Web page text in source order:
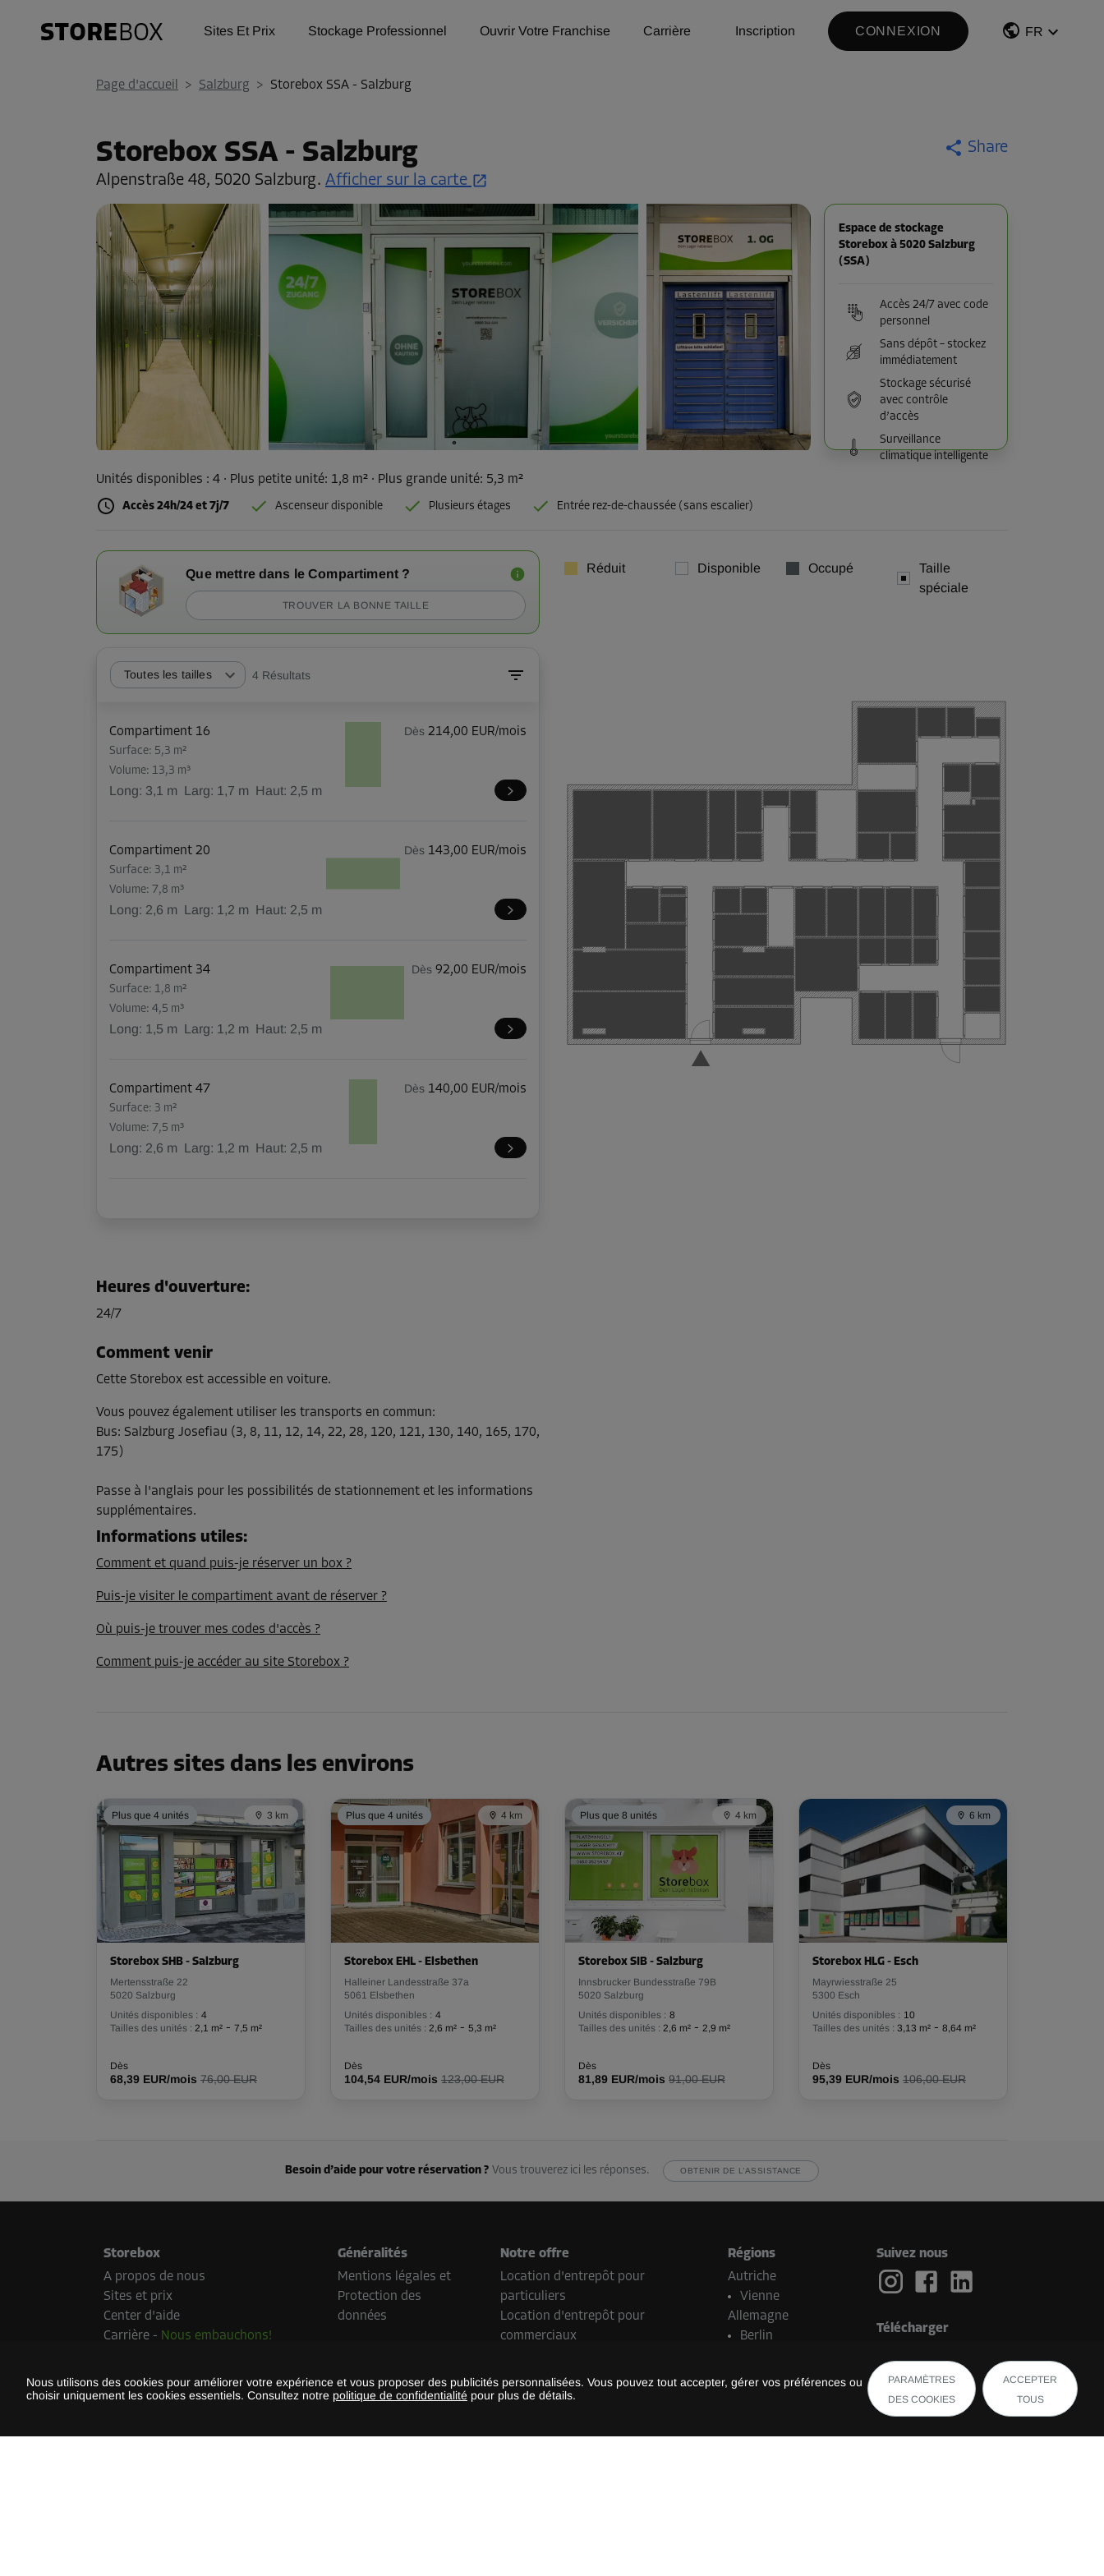
Nous utilisons des cookies pour améliorer votre expérience et vous proposer des publicités personnalisées. Vous pouvez tout accepter, gérer vos préférences ou
choisir uniquement les cookies essentiels. Consultez notre politique de confidentialité pour plus de détails.
PARAMÈTRES
DES COOKIES
ACCEPTER
TOUS
Sites Et Prix Stockage Professionnel Ouvrir Votre Franchise Carrière Inscription CONNEXION FR
Page d'accueil > Salzburg > Storebox SSA - Salzburg
Storebox SSA - Salzburg
Alpenstraße 48, 5020 Salzburg. Afficher sur la carte
Share
Espace de stockage
Storebox à 5020 Salzburg
(SSA)
Accès 24/7 avec code
personnel
Sans dépôt – stockez
immédiatement
Stockage sécurisé
avec contrôle
d’accès
Surveillance
climatique intelligente
Unités disponibles : 4 · Plus petite unité: 1,8 m² · Plus grande unité: 5,3 m²
Accès 24h/24 et 7j/7 Ascenseur disponible Plusieurs étages Entrée rez-de-chaussée (sans escalier)
Que mettre dans le Compartiment ?
TROUVER LA BONNE TAILLE
Toutes les tailles 4 Résultats
Compartiment 16
Surface: 5,3 m²
Volume: 13,3 m³
Long: 3,1 m Larg: 1,7 m Haut: 2,5 m
Dès 214,00 EUR/mois
Compartiment 20
Surface: 3,1 m²
Volume: 7,8 m³
Long: 2,6 m Larg: 1,2 m Haut: 2,5 m
Dès 143,00 EUR/mois
Compartiment 34
Surface: 1,8 m²
Volume: 4,5 m³
Long: 1,5 m Larg: 1,2 m Haut: 2,5 m
Dès 92,00 EUR/mois
Compartiment 47
Surface: 3 m²
Volume: 7,5 m³
Long: 2,6 m Larg: 1,2 m Haut: 2,5 m
Dès 140,00 EUR/mois
Réduit Disponible Occupé
Taille
spéciale
Heures d'ouverture:
24/7
Comment venir
Cette Storebox est accessible en voiture.
Vous pouvez également utiliser les transports en commun:
Bus: Salzburg Josefiau (3, 8, 11, 12, 14, 22, 28, 120, 121, 130, 140, 165, 170,
175)
Passe à l'anglais pour les possibilités de stationnement et les informations
supplémentaires.
Informations utiles:
Comment et quand puis-je réserver un box ?
Puis-je visiter le compartiment avant de réserver ?
Où puis-je trouver mes codes d'accès ?
Comment puis-je accéder au site Storebox ?
Autres sites dans les environs
Plus que 4 unités 3 km
Storebox SHB - Salzburg
Mertensstraße 22
5020 Salzburg
Unités disponibles : 4
Tailles des unités : 2,1 m² - 7,5 m²
Dès
68,39 EUR/mois 76,00 EUR
Plus que 4 unités 4 km
Storebox EHL - Elsbethen
Halleiner Landesstraße 37a
5061 Elsbethen
Unités disponibles : 4
Tailles des unités : 2,6 m² - 5,3 m²
Dès
104,54 EUR/mois 123,00 EUR
Plus que 8 unités 4 km
Storebox SIB - Salzburg
Innsbrucker Bundesstraße 79B
5020 Salzburg
Unités disponibles : 8
Tailles des unités : 2,6 m² - 2,9 m²
Dès
81,89 EUR/mois 91,00 EUR
6 km
Storebox HLG - Esch
Mayrwiesstraße 25
5300 Esch
Unités disponibles : 10
Tailles des unités : 3,13 m² - 8,64 m²
Dès
95,39 EUR/mois 106,00 EUR
Besoin d’aide pour votre réservation ? Vous trouverez ici les réponses. OBTENIR DE L’ASSISTANCE
Storebox
A propos de nous
Sites et prix
Center d'aide
Carrière - Nous embauchons!
Développement durable
Généralités
Mentions légales et
Protection des
données
Notre offre
Location d'entrepôt pour
particuliers
Location d'entrepôt pour
commerciaux
Real Estate Contact
Régions
Autriche
Vienne
Allemagne
Berlin
Eindhoven
Suisse
Suivez nous
Télécharger